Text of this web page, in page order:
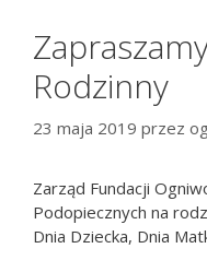
Rodzinny
23 maja 2019 przez
Zarząd Fundacji
Podopiecznych na
Dnia Dziecka, Dnia